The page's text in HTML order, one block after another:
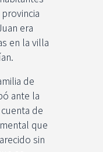
era
en la villa
de
ante la
de
que
sin